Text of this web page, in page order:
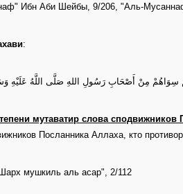
Ибн Аби Шейбы, 9/206, "Аль-
:
سِوَاهُمْ مِنْ أَصْحَابِ رَسُولِ اللهِ صَلَّى اللَّهُ عَلَيْهِ
мутаватир слова
Посланника Аллаха, кто
мушкиль аль асар", 2/112